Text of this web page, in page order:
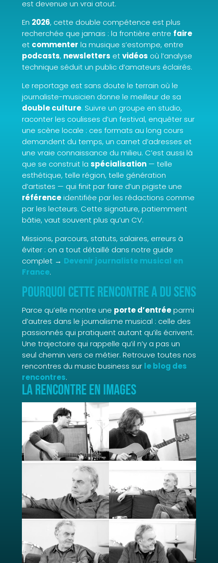
est devenue un vrai atout.
En 2026, cette double compétence est plus
recherchée que jamais : la frontière entre faire
et commenter la musique s’estompe, entre
podcasts, newsletters etvidéos où l’analyse
technique séduit un public d’amateurs éclairés.
Le reportage est sans doute le terrain où le
journaliste-musicien donne le meilleur de sa
double culture. Suivre un groupe en studio,
raconter les coulisses d’un festival, enquêter sur
une scène locale : ces formats au long cours
demandent du temps, un carnet d’adresses et
une vraie connaissance du milieu. C’est aussi là
que se construit la spécialisation— telle
esthétique, telle région, telle génération
d’artistes — qui finit par faire d’un pigiste une
référenceidentifiée par les rédactions comme
par les lecteurs. Cette signature, patiemment
bâtie, vaut souvent plus qu’un CV.
Missions, parcours, statuts, salaires, erreurs à
éviter : on a tout détaillé dans notre guide
complet → Devenir journaliste musical en
France.
Pourquoi cette rencontre a du sens
Parce qu’elle montre une porte d’entréeparmi
d’autres dans le journalisme musical : celle des
passionnés qui pratiquent autant qu’ils écrivent.
Une trajectoire qui rappelle qu’il n’y a pas un
seul chemin vers ce métier. Retrouve toutes nos
rencontres du music business sur le blog des
rencontres.
La rencontre en images